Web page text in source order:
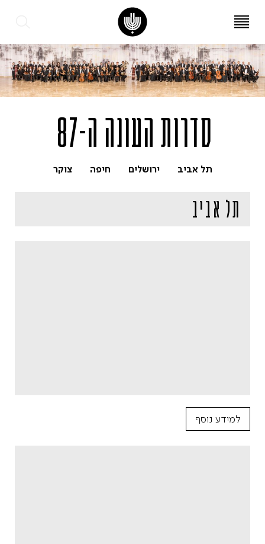
סדרות העונה ה-87
תל אביב ירושלים חיפה צוקר
תל אביב
למידע נוסף